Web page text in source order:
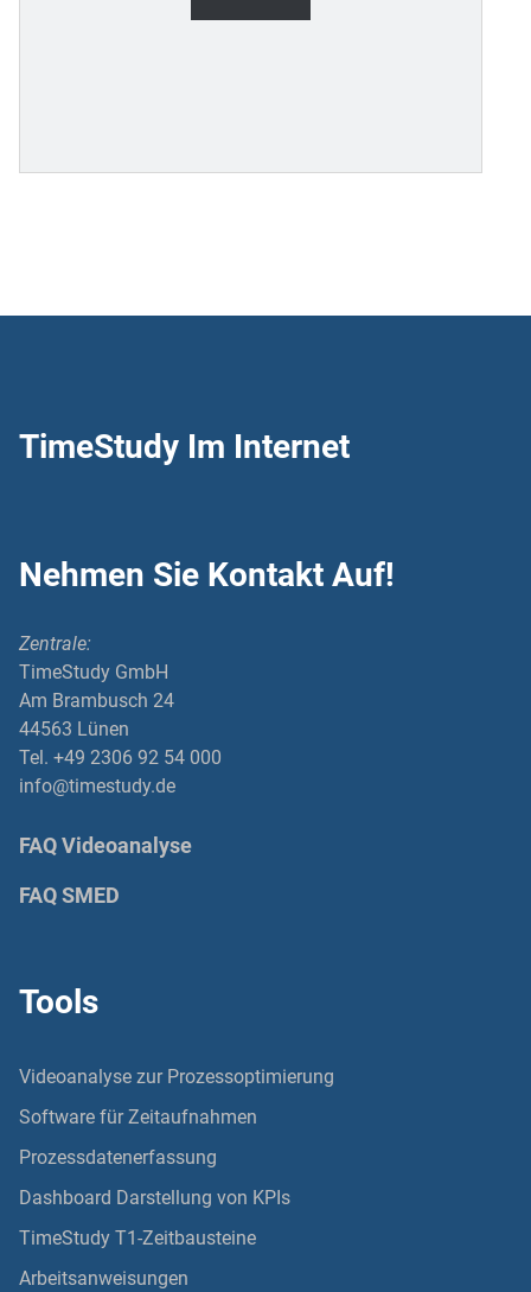
TimeStudy Im Internet
Nehmen Sie Kontakt Auf!
Zentrale:
TimeStudy GmbH
Am Brambusch 24
44563 Lünen
Tel. +49 2306 92 54 000
info@timestudy.de
FAQ Videoanalyse
FAQ SMED
Tools
Videoanalyse zur Prozessoptimierung
Software für Zeitaufnahmen
Prozessdatenerfassung
Dashboard Darstellung von KPIs
TimeStudy T1-Zeitbausteine
Arbeitsanweisungen